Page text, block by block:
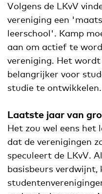
Volgens de LKvV
vereniging een
leerschool'. Kamp
aan om actief te
vereniging. Het
belangrijker voor
studie te ontwikkelen.
Laatste jaar van
Het zou wel eens het
dat de verenigingen
speculeert de LKvV.
basisbeurs verdwijnt,